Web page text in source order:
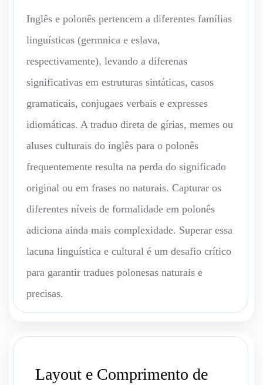
Inglês e polonês pertencem a diferentes famílias
linguísticas (germnica e eslava,
respectivamente), levando a diferenas
significativas em estruturas sintáticas, casos
gramaticais, conjugaes verbais e expresses
idiomáticas. A traduo direta de gírias, memes ou
aluses culturais do inglês para o polonês
frequentemente resulta na perda do significado
original ou em frases no naturais. Capturar os
diferentes níveis de formalidade em polonês
adiciona ainda mais complexidade. Superar essa
lacuna linguística e cultural é um desafio crítico
para garantir tradues polonesas naturais e
precisas.
Layout e Comprimento de